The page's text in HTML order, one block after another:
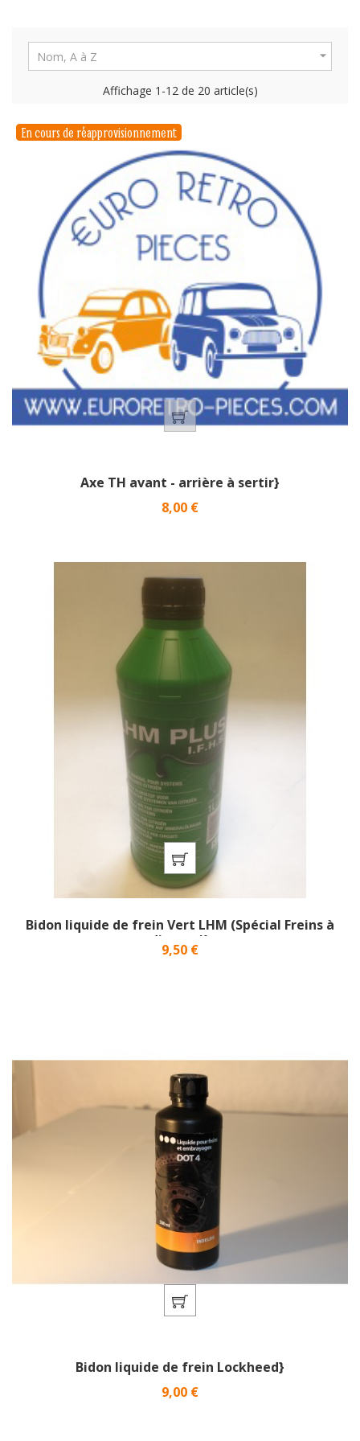
Nom, A à Z 
Affichage 1-12 de 20 article(s)
Axe TH avant - arrière à sertir}
Prix
8,00 €
En cours de réapprovisionnement
Bidon liquide de frein Vert LHM (Spécial Freins à
disques)}
Prix
9,50 €
Bidon liquide de frein Lockheed}
Prix
9,00 €